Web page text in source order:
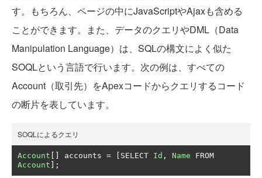
す。もちろん、ページの中にJavaScriptやAjaxも含める
ことができます。また、データのクエリやDML（Data
Manipulation Language）は、SQLの構文によく似た
SOQLという言語で行います。次の例は、すべての
Account（取引先）をApexコードからクエリするコード
の断片を表しています。
SOQLによるクエリ
Account accounts = SELECT Id , Name
Account ];